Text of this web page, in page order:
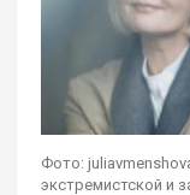
Фото:
экстремистской и